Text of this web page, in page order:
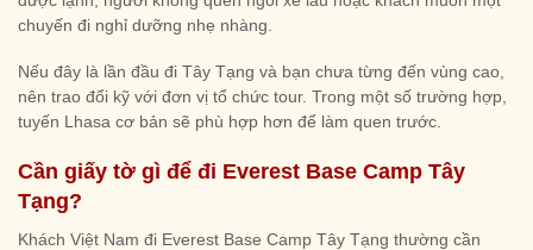
chuyến đi nghỉ dưỡng nhẹ nhàng.
Nếu đây là lần đầu đi Tây Tạng và bạn chưa từng đến vùng cao,
nên trao đổi kỹ với đơn vị tổ chức tour. Trong một số trường hợp,
tuyến Lhasa cơ bản sẽ phù hợp hơn để làm quen trước.
Cần giấy tờ gì để đi Everest Base Camp Tây
Tạng?
Khách Việt Nam đi Everest Base Camp Tây Tạng thường cần